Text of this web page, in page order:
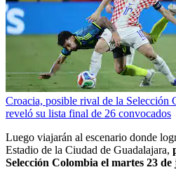
Croacia, posible rival de la Selección
reveló su lista final de 26 convocados
Luego viajarán al escenario donde
Estadio de la Ciudad de Guadalajara,
Selección Colombia el martes 23